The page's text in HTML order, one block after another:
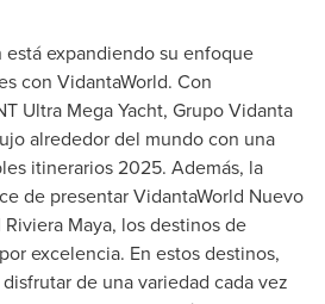
expandiendo su enfoque
con VidantaWorld. Con
Ultra Mega Yacht, Grupo Vidanta
alrededor del mundo con una
itinerarios 2025. Además, la
de presentar VidantaWorld Nuevo
Maya, los destinos de
excelencia. En estos destinos,
de una variedad cada vez